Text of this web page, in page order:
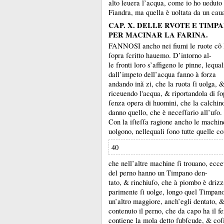
alto leuera l’acqua, come io ho
Fiandra, ma quella è uoltata da un
CAP. X. DELLE RVOTE E
PER MACINAR LA FARINA.
FANNOSI ancho nei fiumi le ruote cõ
ſopra ſcritto hauemo. D’intorno al-
le fronti loro s’affigeno le pinne,
dall’impeto dell’acqua fanno à forza
andando inã zi, che la ruota ſi uolga,
riceuendo l'acqua, & riportandola di
ſenza opera di huomini, che la
danno quello, che è neceſſario all’uſo.
Con la iſteſſa ragione ancho le
uolgono, nellequali ſono tutte quelle
40
che nell’altre machine ſi trouano,
del perno hanno un Timpano den-
tato, & rinchiuſo, che à piombo è
parimente ſi uolge, longo quel
un’altro maggiore, anch’egli dentato,
contenuto il perno, che da capo ha il
contiene la mola detto ſubſcude, &